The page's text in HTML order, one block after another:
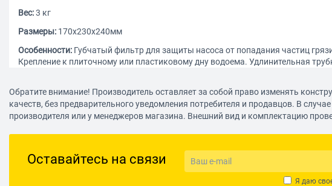
Вес:3 кг
Размеры: 170x230x240мм
Особенности: Губчатый фильтр для защиты насоса от попадания частиц
Крепление к плиточному или пластиковому дну водоема. Удлинительная
Обратите внимание! Производитель оставляет за собой право изменять
качеств, без предварительного уведомления потребителя и продавцов. В
производителя или у менеджеров магазина. Внешний вид и комплектацию
Оставайтесь на связи
Я даю